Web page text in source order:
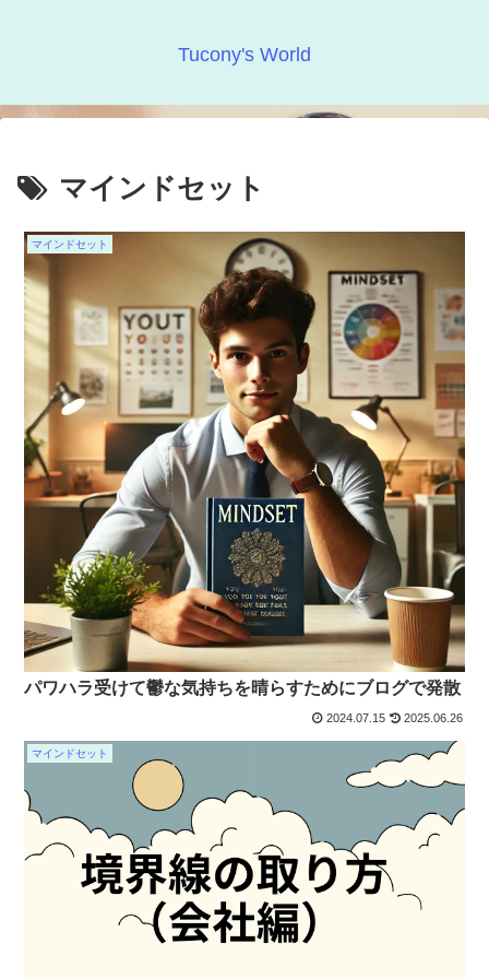
Tucony's World
マインドセット
マインドセット
パワハラ受けて鬱な気持ちを晴らすためにブログで発散
2024.07.15 2025.06.26
マインドセット